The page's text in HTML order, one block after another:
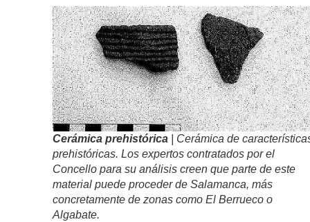
Cerámica prehistórica| Cerámica de
prehistóricas. Los expertos contratados por el
Concello para su análisis creen que parte de este
material puede proceder de Salamanca, más
concretamente de zonas como El Berrueco o
Algabate.